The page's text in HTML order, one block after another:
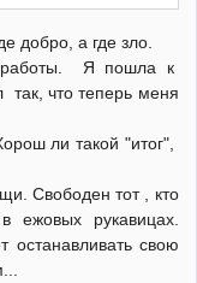
добро, а где зло.
работы. Я пошла к
что теперь меня
ли такой "итог",
Свободен тот , кто
ежовых рукавицах.
останавливать свою